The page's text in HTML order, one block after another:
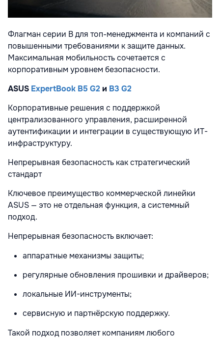
Флагман серии B для топ-менеджмента и компаний с
повышенными требованиями к защите данных.
Максимальная мобильность сочетается с
корпоративным уровнем безопасности.
ASUS ExpertBook B5 G2 и B3 G2
Корпоративные решения с поддержкой
централизованного управления, расширенной
аутентификации и интеграции в существующую ИТ-
инфраструктуру.
Непрерывная безопасность как стратегический
стандарт
Ключевое преимущество коммерческой линейки
ASUS — это не отдельная функция, а системный
подход.
Непрерывная безопасность включает:
аппаратные механизмы защиты;
регулярные обновления прошивки и драйверов;
локальные ИИ-инструменты;
сервисную и партнёрскую поддержку.
Такой подход позволяет компаниям любого